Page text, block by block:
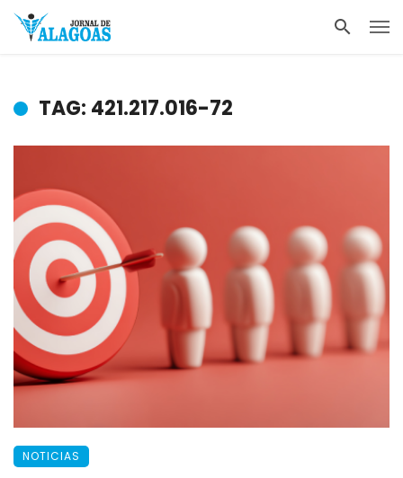
TAG: 421.217.016-72
NOTICIAS